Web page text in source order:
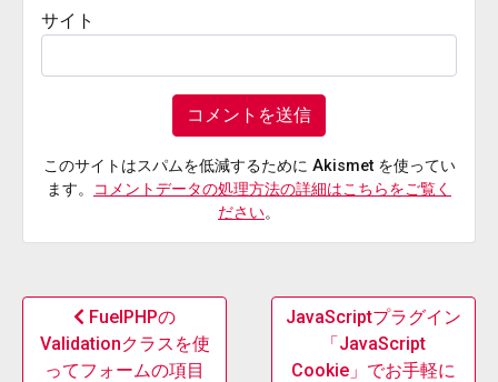
サイト
このサイトはスパムを低減するために Akismet を使ってい
ます。
コメントデータの処理方法の詳細はこちらをご覧く
ださい。
FuelPHPの
Validationクラスを使
ってフォームの項目
JavaScriptプラグイン
「JavaScript
Cookie」でお手軽に